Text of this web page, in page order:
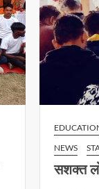
NEWS
सशक्त